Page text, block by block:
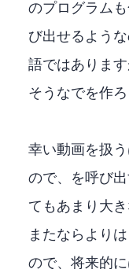
C++のプログラム
び出せるような
語ではありま
そうなC#でGUIを
幸い動画を扱う
ので、exeを呼び
てもあまり大
またC#なら
ので、将来的